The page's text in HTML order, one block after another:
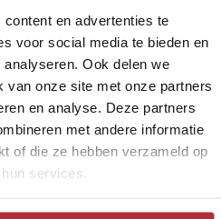
en advertenties te
voor social media te bieden en
Ook delen we
van onze site met onze partners
en analyse. Deze partners
met andere informatie
of die ze hebben verzameld op
services.
& Ecuador
de Andes op de achtergrond en je
op z’n best. Wat ik zo bijzonder
het landschap elke dag van
tot felgekleurde rotspartijen en
op plekken waar geen bus
mooie wandeling of uitzicht. Ik